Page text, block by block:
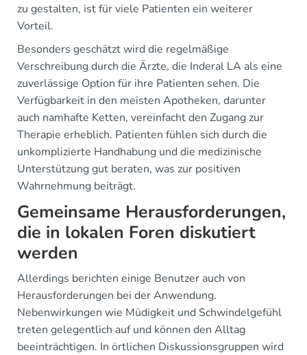
zu gestalten, ist für viele Patienten ein weiterer
Vorteil.
Besonders geschätzt wird die regelmäßige
Verschreibung durch die Ärzte, die Inderal LA als eine
zuverlässige Option für ihre Patienten sehen. Die
Verfügbarkeit in den meisten Apotheken, darunter
auch namhafte Ketten, vereinfacht den Zugang zur
Therapie erheblich. Patienten fühlen sich durch die
unkomplizierte Handhabung und die medizinische
Unterstützung gut beraten, was zur positiven
Wahrnehmung beiträgt.
Gemeinsame Herausforderungen,
die in lokalen Foren diskutiert
werden
Allerdings berichten einige Benutzer auch von
Herausforderungen bei der Anwendung.
Nebenwirkungen wie Müdigkeit und Schwindelgefühl
treten gelegentlich auf und können den Alltag
beeinträchtigen. In örtlichen Diskussionsgruppen wird